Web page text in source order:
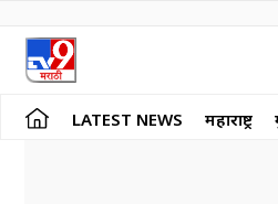
LATEST NEWS महाराष्ट्र